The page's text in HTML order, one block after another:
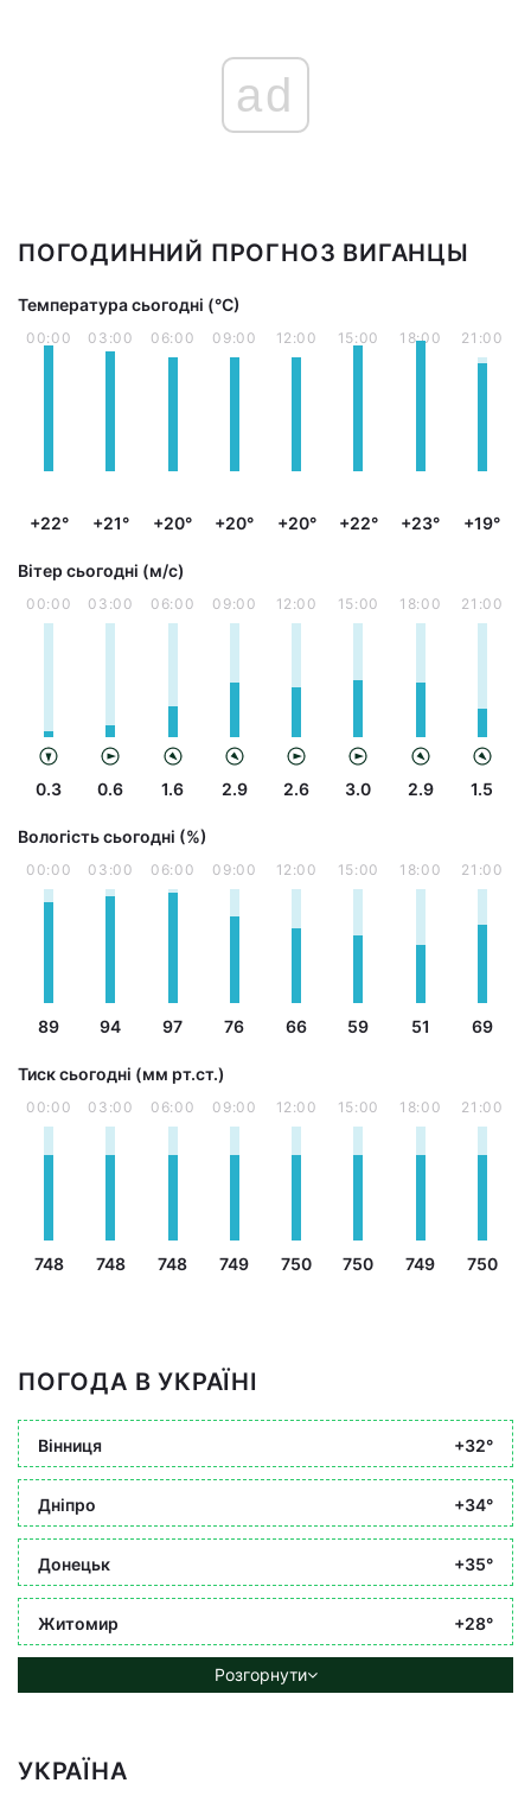
ad
ПОГОДИННИЙ ПРОГНОЗ ВИГАНЦЫ
Температура сьогодні (°С)
00:00
+22°
03:00
+21°
06:00
+20°
09:00
+20°
12:00
+20°
15:00
+22°
18:00
+23°
21:00
+19°
Вітер сьогодні (м/с)
00:00
0.3
03:00
0.6
06:00
1.6
09:00
2.9
12:00
2.6
15:00
3.0
18:00
2.9
21:00
1.5
Вологість сьогодні (%)
00:00
89
03:00
94
06:00
97
09:00
76
12:00
66
15:00
59
18:00
51
21:00
69
Тиск сьогодні (мм рт.ст.)
00:00
748
03:00
748
06:00
748
09:00
749
12:00
750
15:00
750
18:00
749
21:00
750
ПОГОДА В УКРАЇНІ
Вінниця +32°
Дніпро +34°
Донецьк +35°
Житомир +28°
Розгорнути
УКРАЇНА